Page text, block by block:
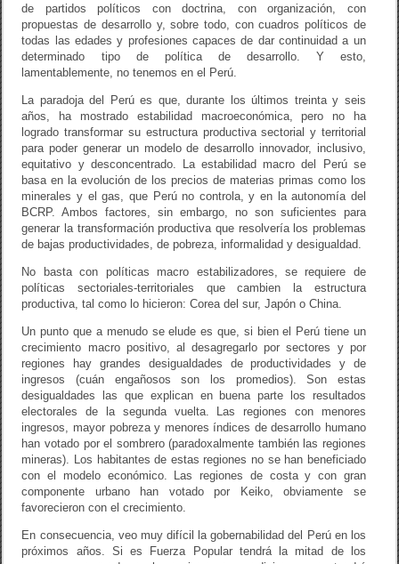
de partidos políticos con doctrina, con organización, con
propuestas de desarrollo y, sobre todo, con cuadros políticos de
todas las edades y profesiones capaces de dar continuidad a un
determinado tipo de política de desarrollo. Y esto,
lamentablemente, no tenemos en el Perú.
La paradoja del Perú es que, durante los últimos treinta y seis
años, ha mostrado estabilidad macroeconómica, pero no ha
logrado transformar su estructura productiva sectorial y territorial
para poder generar un modelo de desarrollo innovador, inclusivo,
equitativo y desconcentrado. La estabilidad macro del Perú se
basa en la evolución de los precios de materias primas como los
minerales y el gas, que Perú no controla, y en la autonomía del
BCRP. Ambos factores, sin embargo, no son suficientes para
generar la transformación productiva que resolvería los problemas
de bajas productividades, de pobreza, informalidad y desigualdad.
No basta con políticas macro estabilizadores, se requiere de
políticas sectoriales-territoriales que cambien la estructura
productiva, tal como lo hicieron: Corea del sur, Japón o China.
Un punto que a menudo se elude es que, si bien el Perú tiene un
crecimiento macro positivo, al desagregarlo por sectores y por
regiones hay grandes desigualdades de productividades y de
ingresos (cuán engañosos son los promedios). Son estas
desigualdades las que explican en buena parte los resultados
electorales de la segunda vuelta. Las regiones con menores
ingresos, mayor pobreza y menores índices de desarrollo humano
han votado por el sombrero (paradoxalmente también las regiones
mineras). Los habitantes de estas regiones no se han beneficiado
con el modelo económico. Las regiones de costa y con gran
componente urbano han votado por Keiko, obviamente se
favorecieron con el crecimiento.
En consecuencia, veo muy difícil la gobernabilidad del Perú en los
próximos años. Si es Fuerza Popular tendrá la mitad de los